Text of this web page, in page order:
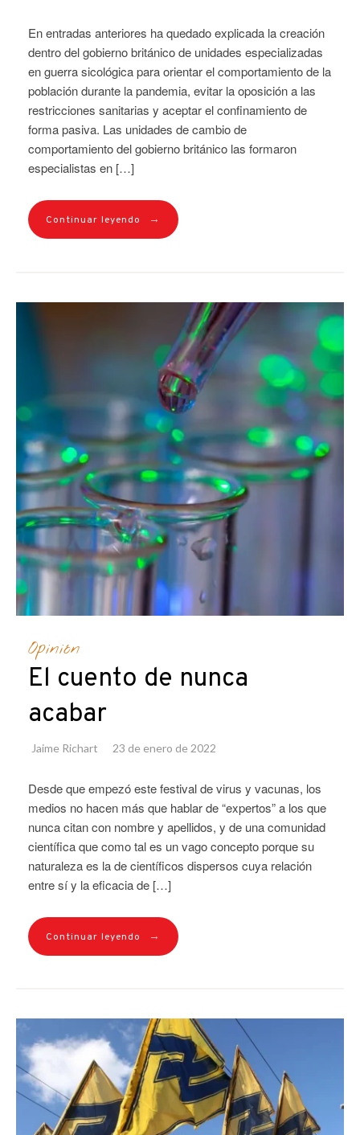
En entradas anteriores ha quedado explicada la creación
dentro del gobierno británico de unidades especializadas
en guerra sicológica para orientar el comportamiento de la
población durante la pandemia, evitar la oposición a las
restricciones sanitarias y aceptar el confinamiento de
forma pasiva. Las unidades de cambio de
comportamiento del gobierno británico las formaron
especialistas en […]
Continuar leyendo →
Opinión
El cuento de nunca
acabar
Jaime Richart 23 de enero de 2022
Desde que empezó este festival de virus y vacunas, los
medios no hacen más que hablar de “expertos” a los que
nunca citan con nombre y apellidos, y de una comunidad
científica que como tal es un vago concepto porque su
naturaleza es la de científicos dispersos cuya relación
entre sí y la eficacia de […]
Continuar leyendo →